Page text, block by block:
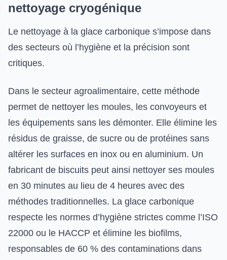
nettoyage cryogénique
Le nettoyage à la glace carbonique s’impose dans
des secteurs où l’hygiène et la précision sont
critiques.
Dans le secteur agroalimentaire, cette méthode
permet de nettoyer les moules, les convoyeurs et
les équipements sans les démonter. Elle élimine les
résidus de graisse, de sucre ou de protéines sans
altérer les surfaces en inox ou en aluminium. Un
fabricant de biscuits peut ainsi nettoyer ses moules
en 30 minutes au lieu de 4 heures avec des
méthodes traditionnelles. La glace carbonique
respecte les normes d’hygiène strictes comme l’ISO
22000 ou le HACCP et élimine les biofilms,
responsables de 60 % des contaminations dans